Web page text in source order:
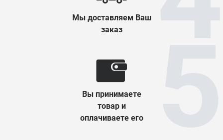
Мы доставляем Ваш
заказ
Вы принимаете
товар и
оплачиваете его